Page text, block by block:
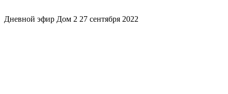
Дневной эфир Дом 2 27 сентября 2022